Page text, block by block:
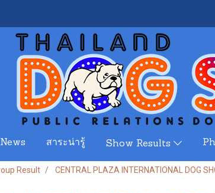
News สาระน่ารู้ Show Results
Result CENTRAL PLAZA INTERNATIONAL DOG